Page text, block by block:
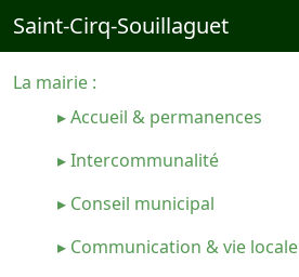
Saint-Cirq-Souillaguet
La mairie :
▸ Accueil & permanences
▸ Intercommunalité
▸ Conseil municipal
▸ Communication & vie locale